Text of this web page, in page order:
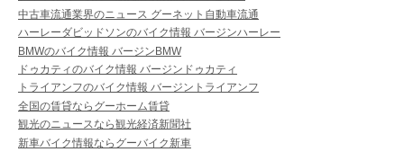
中古車流通業界のニュース グーネット自動車流通
ハーレーダビッドソンのバイク情報 バージンハーレー
BMWのバイク情報 バージンBMW
ドゥカティのバイク情報 バージンドゥカティ
トライアンフのバイク情報 バージントライアンフ
全国の賃貸ならグーホーム賃貸
観光のニュースなら観光経済新聞社
新車バイク情報ならグーバイク新車